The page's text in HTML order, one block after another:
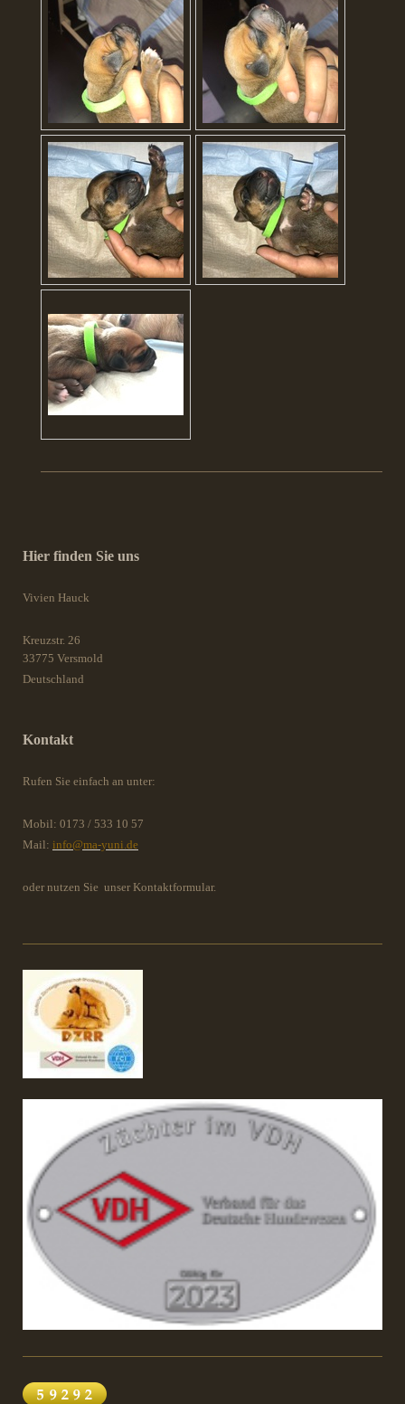
Hier finden Sie uns
Vivien Hauck
Kreuzstr. 26
33775 Versmold
Deutschland
Kontakt
Rufen Sie einfach an unter:
Mobil: 0173 / 533 10 57
Mail: info@ma-yuni.de
oder nutzen Sie unser Kontaktformular.